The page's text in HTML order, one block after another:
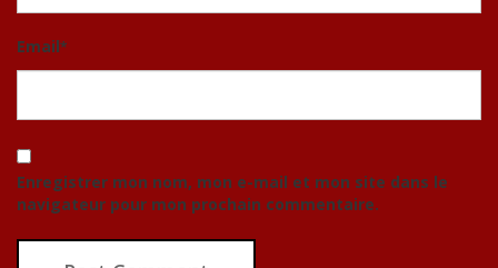
Email*
Enregistrer mon nom, mon e-mail et mon site dans le
navigateur pour mon prochain commentaire.